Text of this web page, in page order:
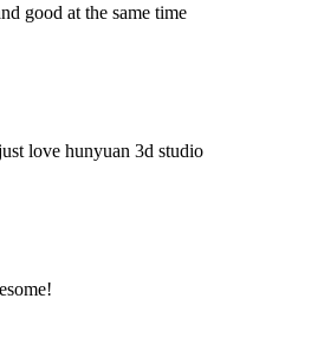
good at the same time
love hunyuan 3d studio